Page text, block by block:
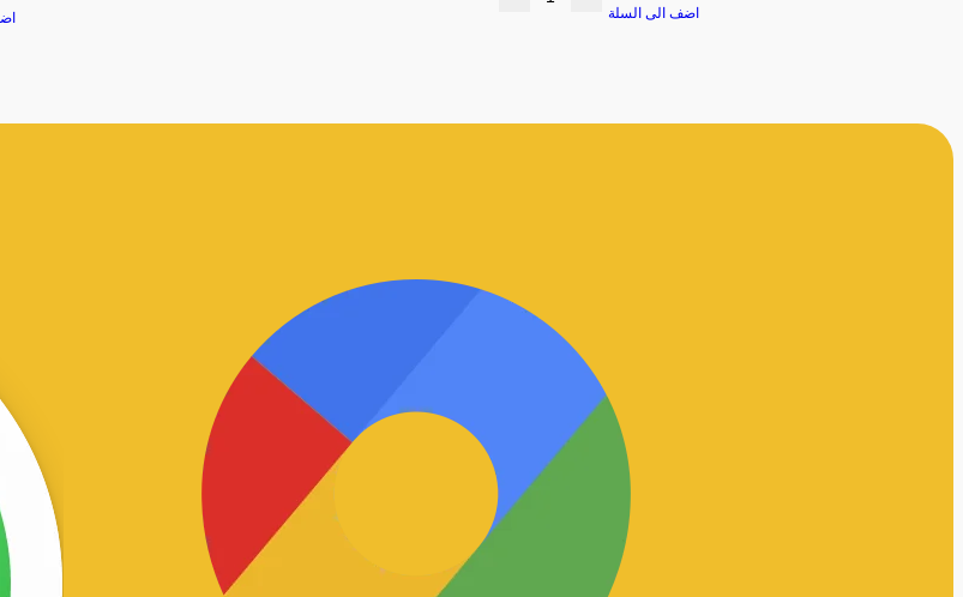
اضف الى السلة